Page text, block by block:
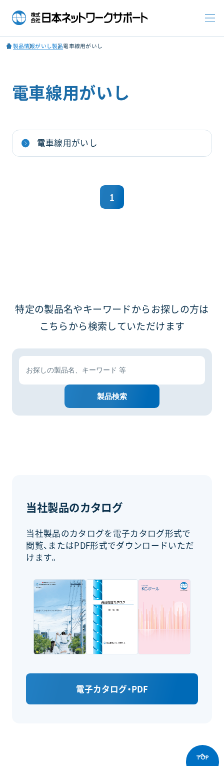
製品情報がいし製品電車線用がいし
電車線用がいし
電車線用がいし
1
特定の製品名やキーワードからお探しの方は
こちらから検索していただけます
製品検索
当社製品のカタログ
当社製品のカタログを電子カタログ形式で
閲覧、またはPDF形式でダウンロードいただ
けます。
電子カタログ・PDF
TOP